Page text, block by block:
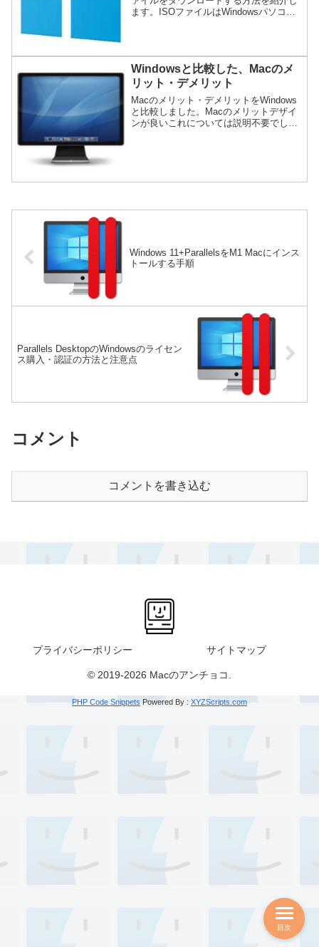
ます。ISOファイルはWindowsパソコン
Windowsと比較した、Macのメ
リット・デメリット
Macのメリット・デメリットをWindows
と比較しました。Macのメリットデザイ
ンが良いこれについては説明不要でしょ
Windows 11+ParallelsをM1 Macにインス
トールする手順
Parallels DesktopのWindowsのライセン
ス購入・認証の方法と注意点
コメント
コメントを書き込む
プライバシーポリシー サイトマップ
© 2019-2026 Macのアンチョコ.
PHP Code Snippets Powered By : XYZScripts.com
目次